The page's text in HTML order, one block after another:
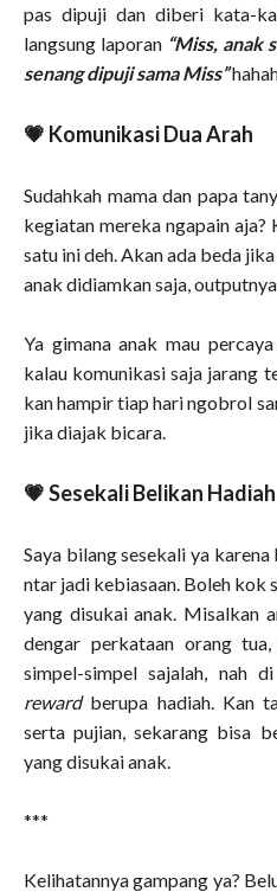
pas dipuji dan diberi kata-
langsung laporan “Miss, anak
senang dipuji sama Miss”
💗 Komunikasi Dua Arah
Sudahkah mama dan papa
kegiatan mereka ngapain aja?
satu ini deh. Akan ada beda
anak didiamkan saja,
Ya gimana anak mau
kalau komunikasi saja jarang
kan hampir tiap hari ngobrol
jika diajak bicara.
💗 Sesekali Belikan Hadiah
Saya bilang sesekali ya
ntar jadi kebiasaan. Boleh kok
yang disukai anak. Misalkan
dengar perkataan orang
simpel-simpel sajalah, nah
rewardberupa hadiah. Kan
serta pujian, sekarang bisa
yang disukai anak.
***
Kelihatannya gampang ya?